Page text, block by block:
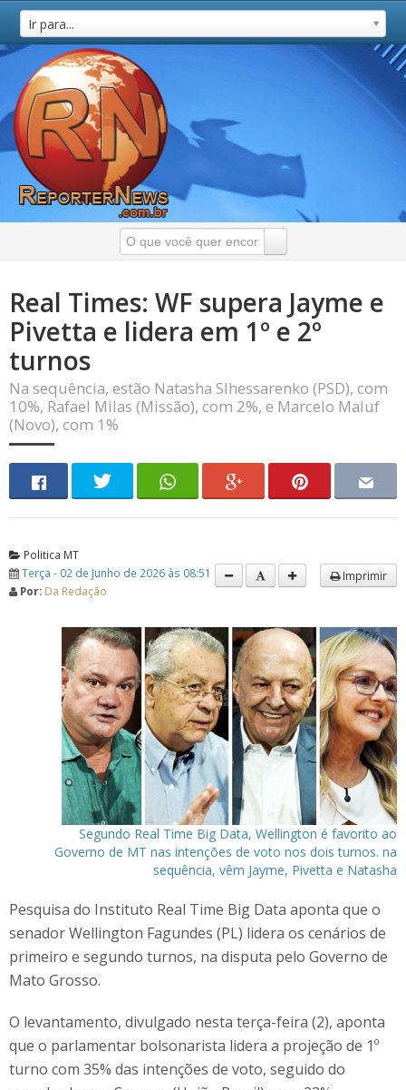
Ir para...
Real Times: WF supera Jayme e
Pivetta e lidera em 1º e 2º
turnos
Na sequência, estão Natasha Slhessarenko (PSD), com
10%, Rafael Milas (Missão), com 2%, e Marcelo Maluf
(Novo), com 1%
Politica MT
Terça - 02 de Junho de 2026 às 08:51
Por: Da Redação
Imprimir
Segundo Real Time Big Data, Wellington é favorito ao
Governo de MT nas intenções de voto nos dois turnos. na
sequência, vêm Jayme, Pivetta e Natasha
Pesquisa do Instituto Real Time Big Data aponta que o
senador Wellington Fagundes (PL) lidera os cenários de
primeiro e segundo turnos, na disputa pelo Governo de
Mato Grosso.
O levantamento, divulgado nesta terça-feira (2), aponta
que o parlamentar bolsonarista lidera a projeção de 1º
turno com 35% das intenções de voto, seguido do